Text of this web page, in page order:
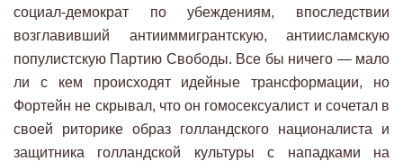
социал-демократ по убеждениям, впоследствии
возглавивший антииммигрантскую, антиисламскую
популистскую Партию Свободы. Все бы ничего — мало
ли с кем происходят идейные трансформации, но
Фортейн не скрывал, что он гомосексуалист и сочетал в
своей риторике образ голландского националиста и
защитника голландской культуры с нападками на